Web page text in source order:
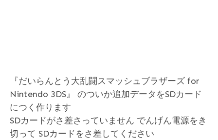
『だいらんとう大乱闘スマッシュブラザーズ for
Nintendo 3DS』 のついか追加データをSDカード
につく作ります
SDカードがさ差さっていません でんげん電源をき
切って SDカードをさ差してください